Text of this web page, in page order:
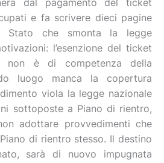
dal pagamento del ticket
e fa scrivere dieci pagine
Stato che smonta la legge
l’esenzione del ticket
non è di competenza della
luogo manca la copertura
viola la legge nazionale
sottoposte a Piano di rientro,
adottare provvedimenti che
di rientro stesso. Il destino
sarà di nuovo impugnata